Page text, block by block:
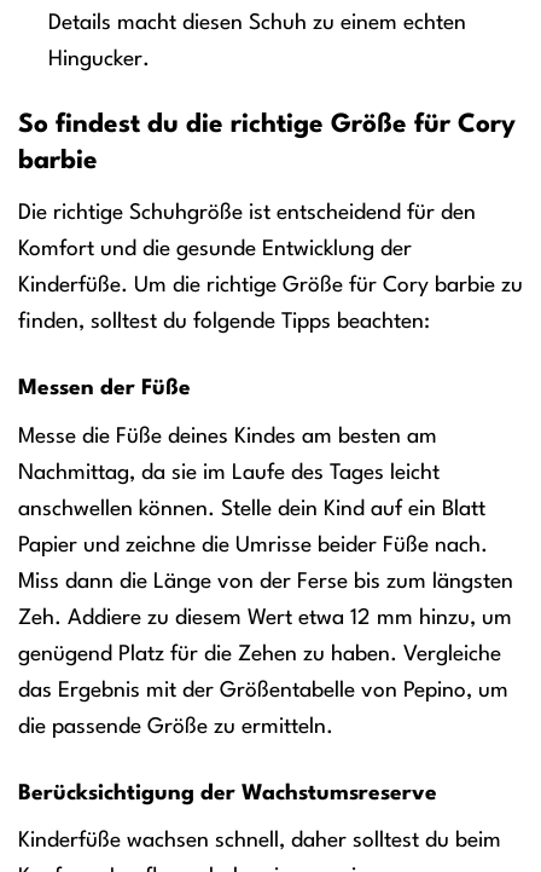
Details macht diesen Schuh zu einem echten
Hingucker.
So findest du die richtige Größe für Cory
barbie
Die richtige Schuhgröße ist entscheidend für den
Komfort und die gesunde Entwicklung der
Kinderfüße. Um die richtige Größe für Cory barbie zu
finden, solltest du folgende Tipps beachten:
Messen der Füße
Messe die Füße deines Kindes am besten am
Nachmittag, da sie im Laufe des Tages leicht
anschwellen können. Stelle dein Kind auf ein Blatt
Papier und zeichne die Umrisse beider Füße nach.
Miss dann die Länge von der Ferse bis zum längsten
Zeh. Addiere zu diesem Wert etwa 12 mm hinzu, um
genügend Platz für die Zehen zu haben. Vergleiche
das Ergebnis mit der Größentabelle von Pepino, um
die passende Größe zu ermitteln.
Berücksichtigung der Wachstumsreserve
Kinderfüße wachsen schnell, daher solltest du beim